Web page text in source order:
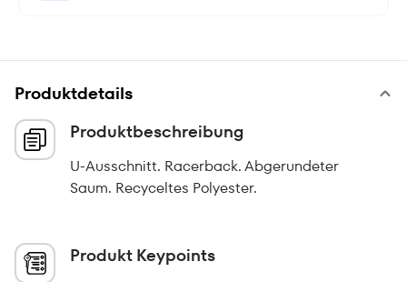
Produktdetails
Produktbeschreibung
U-Ausschnitt. Racerback. Abgerundeter
Saum. Recyceltes Polyester.
Produkt Keypoints